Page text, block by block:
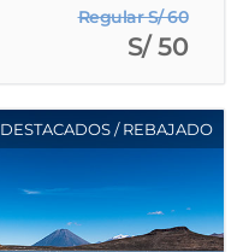
Regular S/ 60
S/ 50
DESTACADOS / REBAJADO